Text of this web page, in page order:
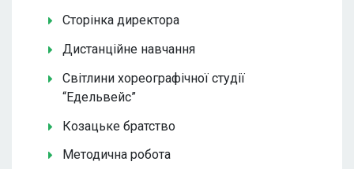
Сторінка директора
Дистанційне навчання
Світлини хореографічної студії
“Едельвейс”
Козацьке братство
Методична робота